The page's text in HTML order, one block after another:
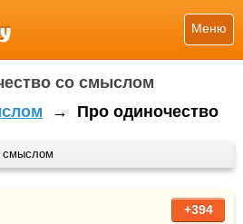
Меню
со смыслом
→ Про одиночество
смыслом
+394